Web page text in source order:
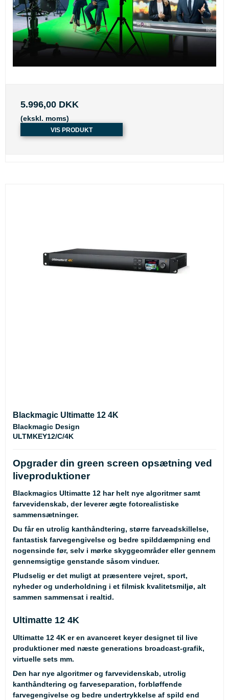
5.996,00 DKK
(ekskl. moms)
VIS PRODUKT
Blackmagic Ultimatte 12 4K
Blackmagic Design
ULTMKEY12/C/4K
Opgrader din green screen opsætning ved
liveproduktioner
Blackmagics Ultimatte 12 har helt nye algoritmer samt
farvevidenskab, der leverer ægte fotorealistiske
sammensætninger.
Du får en utrolig kanthåndtering, større farveadskillelse,
fantastisk farvegengivelse og bedre spilddæmpning end
nogensinde før, selv i mørke skyggeområder eller gennem
gennemsigtige genstande såsom vinduer.
Pludselig er det muligt at præsentere vejret, sport,
nyheder og underholdning i et filmisk kvalitetsmiljø, alt
sammen sammensat i realtid.
Ultimatte 12 4K
Ultimatte 12 4K er en avanceret keyer designet til live
produktioner med næste generations broadcast-grafik,
virtuelle sets mm.
Den har nye algoritmer og farvevidenskab, utrolig
kanthåndtering og farveseparation, forbløffende
farvegengivelse og bedre undertrykkelse af spild end